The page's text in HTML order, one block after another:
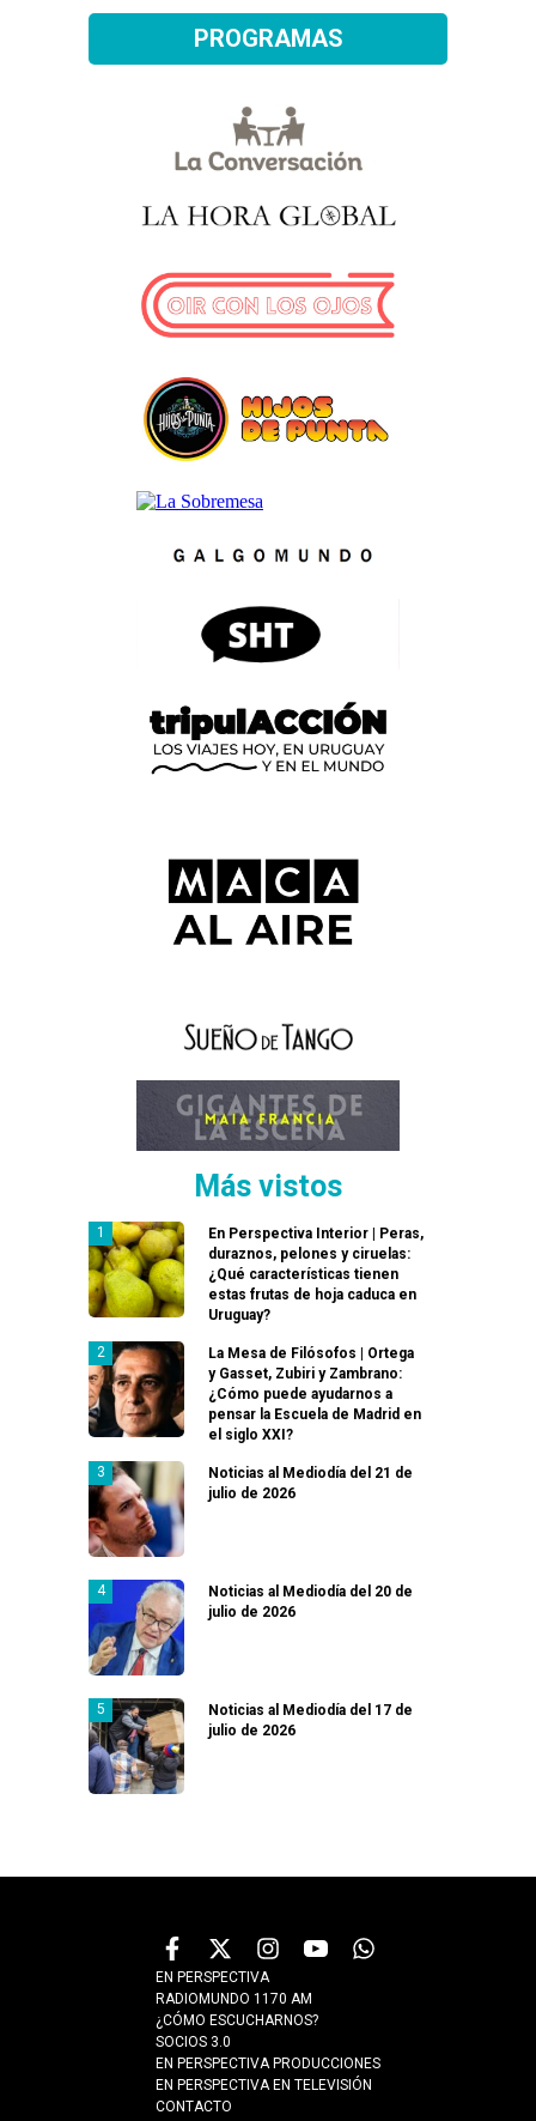
PROGRAMAS
Más vistos
En Perspectiva Interior | Peras,
duraznos, pelones y ciruelas:
¿Qué características tienen
estas frutas de hoja caduca en
Uruguay?
La Mesa de Filósofos | Ortega
y Gasset, Zubiri y Zambrano:
¿Cómo puede ayudarnos a
pensar la Escuela de Madrid en
el siglo XXI?
Noticias al Mediodía del 21 de
julio de 2026
Noticias al Mediodía del 20 de
julio de 2026
Noticias al Mediodía del 17 de
julio de 2026
EN PERSPECTIVA
RADIOMUNDO 1170 AM
¿CÓMO ESCUCHARNOS?
SOCIOS 3.0
EN PERSPECTIVA PRODUCCIONES
EN PERSPECTIVA EN TELEVISIÓN
CONTACTO